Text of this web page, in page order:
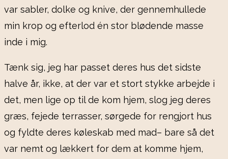
var sabler, dolke og knive, der gennemhullede
min krop og efterlod én stor blødende masse
inde i mig.
Tænk sig, jeg har passet deres hus det sidste
halve år, ikke, at der var et stort stykke arbejde i
det, men lige op til de kom hjem, slog jeg deres
græs, fejede terrasser, sørgede for rengjort hus
og fyldte deres køleskab med mad– bare så det
var nemt og lækkert for dem at komme hjem,